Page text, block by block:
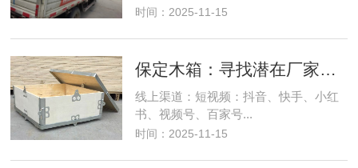
时间：2025-11-15
保定木箱：寻找潜在厂家并初步筛选
线上渠道：短视频：抖音、快手、小红
书、视频号、百家号...
时间：2025-11-15